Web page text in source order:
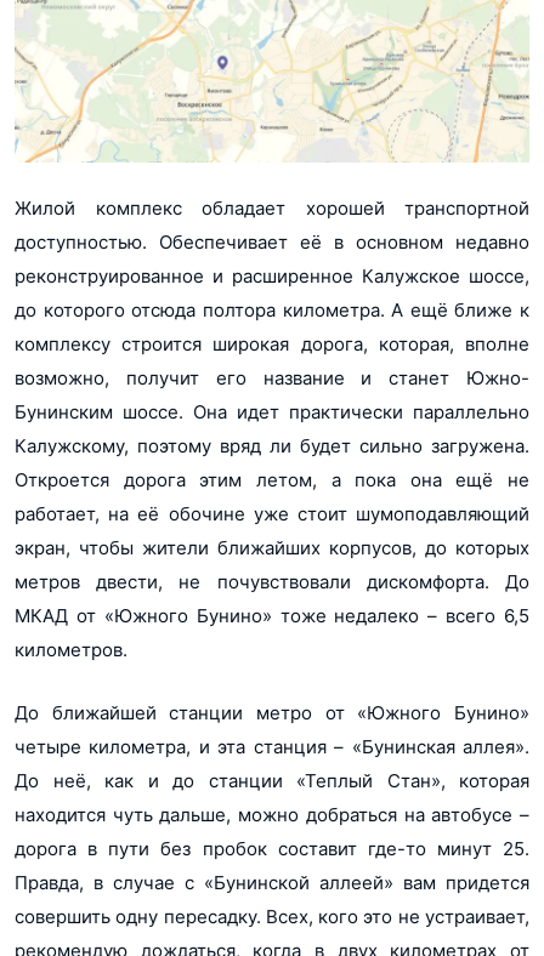
Жилой комплекс обладает хорошей транспортной
доступностью. Обеспечивает её в основном недавно
реконструированное и расширенное Калужское шоссе,
до которого отсюда полтора километра. А ещё ближе к
комплексу строится широкая дорога, которая, вполне
возможно, получит его название и станет Южно-
Бунинским шоссе. Она идет практически параллельно
Калужскому, поэтому вряд ли будет сильно загружена.
Откроется дорога этим летом, а пока она ещё не
работает, на её обочине уже стоит шумоподавляющий
экран, чтобы жители ближайших корпусов, до которых
метров двести, не почувствовали дискомфорта. До
МКАД от «Южного Бунино» тоже недалеко – всего 6,5
километров.
До ближайшей станции метро от «Южного Бунино»
четыре километра, и эта станция – «Бунинская аллея».
До неё, как и до станции «Теплый Стан», которая
находится чуть дальше, можно добраться на автобусе –
дорога в пути без пробок составит где-то минут 25.
Правда, в случае с «Бунинской аллеей» вам придется
совершить одну пересадку. Всех, кого это не устраивает,
рекомендую дождаться, когда в двух километрах от